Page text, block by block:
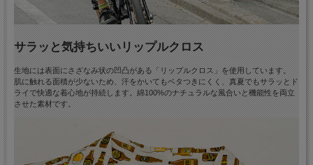
サラッと気持ちいいリップルクロス
生地には表面にさざなみ状の凹凸がある「リップルクロス」を使用しています。
肌に触れる面積が少ないため、汗をかいてもベタつきにくく、真夏でもサラッとド
ライで快適な着心地が持続します。綿100%のナチュラルな風合いと機能性を両立
させた素材です。